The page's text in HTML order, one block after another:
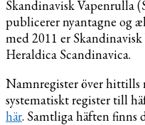
Skandinavisk Vapenrulla
publicerer nyantagne og
med 2011 er
Heraldica Scandinavica.
Namnregister över hittills
systematiskt register till
här. Samtliga häften